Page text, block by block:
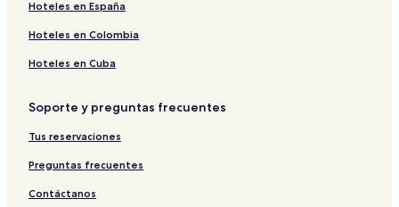
Hoteles en Akishima
Hoteles en Furano
Hoteles con aguas termales en Ueda
Hoteles en Nikko
Hoteles en Fujikawaguchiko
Hoteles en Awaji
Hoteles en Hakone
Hoteles en España
Hoteles en Colombia
Hoteles en Cuba
Soporte y preguntas frecuentes
Tus reservaciones
Preguntas frecuentes
Contáctanos